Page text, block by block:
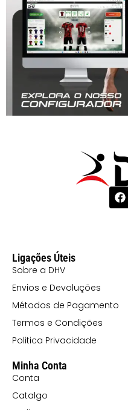
Ligações Úteis
Sobre a DHV
Envios e Devoluções
Métodos de Pagamento
Termos e Condições
Politica Privacidade
Minha Conta
Conta
Catalgo